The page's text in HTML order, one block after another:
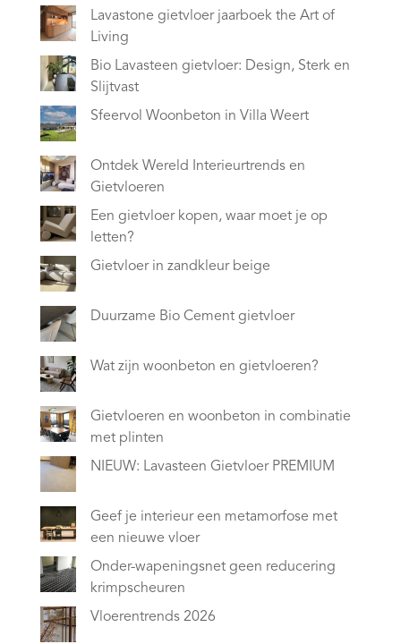
Lavastone gietvloer jaarboek the Art of
Living
Bio Lavasteen gietvloer: Design, Sterk en
Slijtvast
Sfeervol Woonbeton in Villa Weert
Ontdek Wereld Interieurtrends en
Gietvloeren
Een gietvloer kopen, waar moet je op
letten?
Gietvloer in zandkleur beige
Duurzame Bio Cement gietvloer
Wat zijn woonbeton en gietvloeren?
Gietvloeren en woonbeton in combinatie
met plinten
NIEUW: Lavasteen Gietvloer PREMIUM
Geef je interieur een metamorfose met
een nieuwe vloer
Onder-wapeningsnet geen reducering
krimpscheuren
Vloerentrends 2026